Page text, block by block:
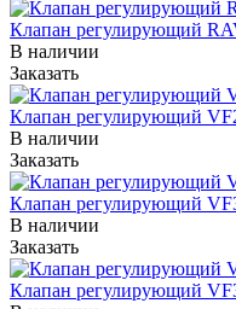
Клапан регулирующий
В наличии
Заказать
Клапан регулирующий
В наличии
Заказать
Клапан регулирующий
В наличии
Заказать
Клапан регулирующий